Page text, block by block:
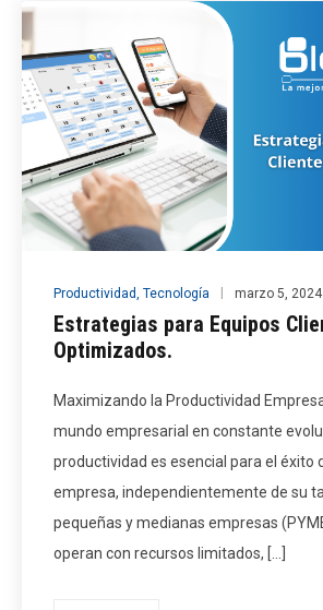
Productividad Tecnología marzo 5, 2024
Estrategias para Equipos
Optimizados.
Maximizando la Productividad
mundo empresarial en constante
productividad es esencial para el éxito
empresa, independientemente de su
pequeñas y medianas empresas
operan con recursos limitados, […]